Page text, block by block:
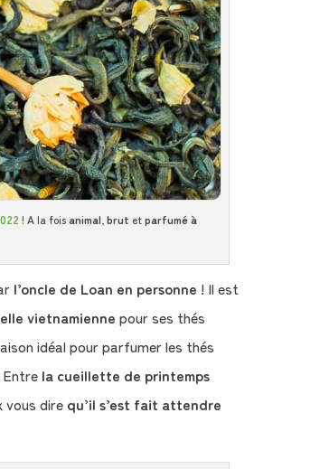
! A la foisanimal ,brut etparfumé à
l’oncle de Loan en personne ! Il est
vietnamienne pour ses thés
idéal pour parfumer les thés
Entre la cueillette de printemps
vous dire qu’il s’est fait attendre